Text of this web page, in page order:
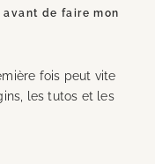
avant de faire mon
fois peut vite
les tutos et les